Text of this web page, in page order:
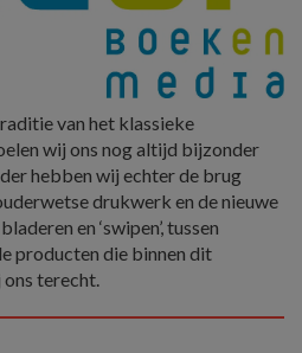
van het klassieke
wij ons nog altijd bijzonder
hebben wij echter de brug
drukwerk en de nieuwe
en ‘swipen’, tussen
producten die binnen dit
terecht.